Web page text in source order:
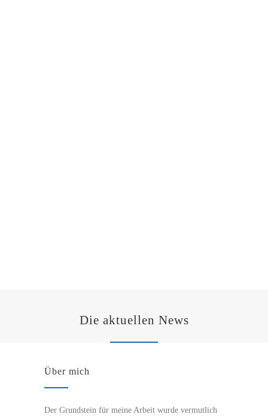
Die aktuellen News
Über mich
Der Grundstein für meine Arbeit wurde vermutlich